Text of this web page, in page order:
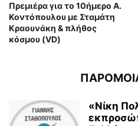
Πρεμιέρα για το 10ήμερο Α.
Κοντόπουλου με Σταμάτη
Κραουνάκη & πλήθος
κόσμου (VD)
«Νίκη